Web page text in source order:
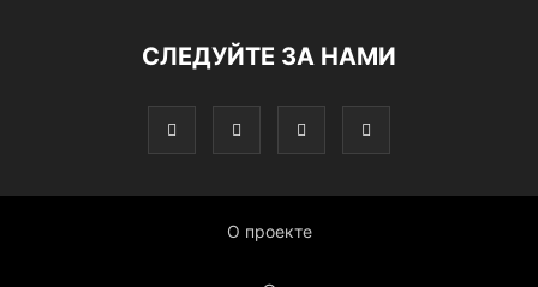
СЛЕДУЙТЕ ЗА НАМИ
О проекте